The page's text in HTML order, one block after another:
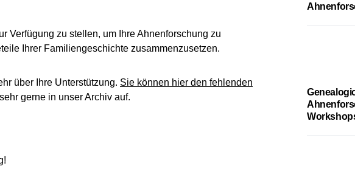
Verfügung zu stellen, um Ihre Ahnenforschung zu
Ihrer Familiengeschichte zusammenzusetzen.
über Ihre Unterstützung. Sie können hier den fehlenden
gerne in unser Archiv auf.